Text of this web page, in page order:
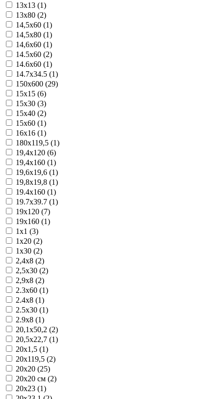
13x13 (1)
13x80 (2)
14,5x60 (1)
14,5x80 (1)
14,6x60 (1)
14.5x60 (2)
14.6x60 (1)
14.7x34.5 (1)
150x600 (29)
15x15 (6)
15x30 (3)
15x40 (2)
15x60 (1)
16x16 (1)
180x119,5 (1)
19,4x120 (6)
19,4x160 (1)
19,6x19,6 (1)
19,8x19,8 (1)
19.4x160 (1)
19.7x39.7 (1)
19x120 (7)
19x160 (1)
1x1 (3)
1x20 (2)
1x30 (2)
2,4x8 (2)
2,5x30 (2)
2,9x8 (2)
2.3x60 (1)
2.4x8 (1)
2.5x30 (1)
2.9x8 (1)
20,1x50,2 (2)
20,5x22,7 (1)
20x1,5 (1)
20x119,5 (2)
20x20 (25)
20x20 см (2)
20x23 (1)